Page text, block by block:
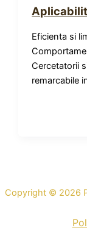
Eficienta si
Cercetatorii
remarcabile
Copyright © 2026